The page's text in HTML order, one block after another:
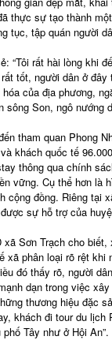
thực sự tạo thành
tục, tập quán người
“Tôi rất hài lòng khi
tốt, người dân ở
của địa phương,
Son, ngô nướng
tham quan Phong
khách quốc tế
thông qua chính
vững. Cụ thể hơn là
đồng. Riêng tại
sự hỗ trợ của
Sơn Trạch cho
xã phân loại rõ rệt
đó thấy rõ, người
dạn trong việc
thương hiệu đặc
khách đi tour du
Tây như ở Hội An”.